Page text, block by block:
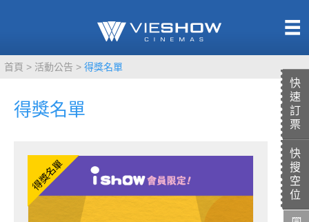
快
速
訂
票
快
搜
空
位
首頁 活動公告 得獎名單
得獎名單
TITAN SCREEN
MUCROWN
IMAX
UNICORN